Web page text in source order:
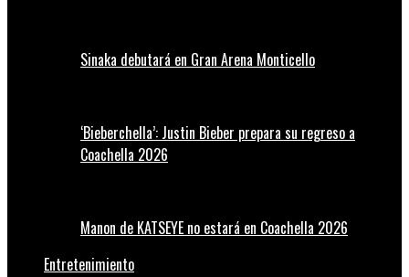
Sinaka debutará en Gran Arena Monticello
‘Bieberchella’: Justin Bieber prepara su regreso a
Coachella 2026
Manon de KATSEYE no estará en Coachella 2026
Entretenimiento